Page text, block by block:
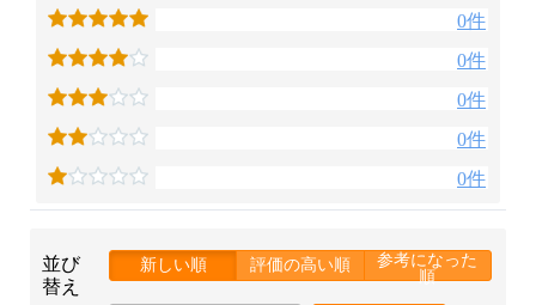
0件
0件
0件
0件
0件
並び
替え
新しい順 評価の高い順
参考になった
順